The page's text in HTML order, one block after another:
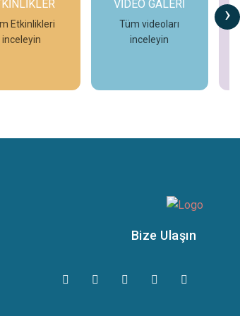
›
VİDEO GALERİ
Tüm videoları
inceleyin
HABERLER
Tüm Haberleri
İnceleyin
Bize Ulaşın